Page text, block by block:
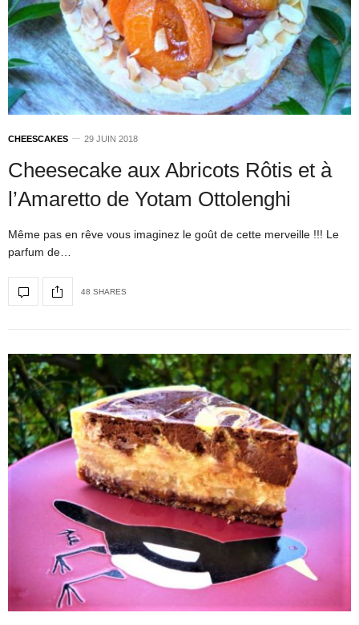
CHEESCAKES 29 JUIN 2018
Cheesecake aux Abricots Rôtis et à
l’Amaretto de Yotam Ottolenghi
Même pas en rêve vous imaginez le goût de cette merveille !!! Le
parfum de…
48 SHARES